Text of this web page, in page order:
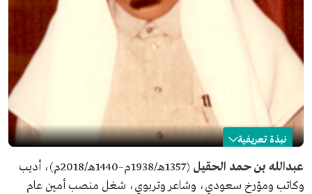
نبذة تعريفية
عبدالله بن حمد الحقيل
الاسم
عبدالله بن حمد الحقيل.
عبدالله بن حمد الحقيل
(1357هـ/1938م–1440هـ/2018م)، أديب
وكاتب ومؤرخ سعودي، وشاعر وتربوي، شغل منصب أمين عام